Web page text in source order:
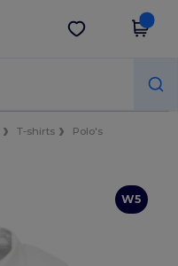
Download app
T-shirts
Polo's
W5